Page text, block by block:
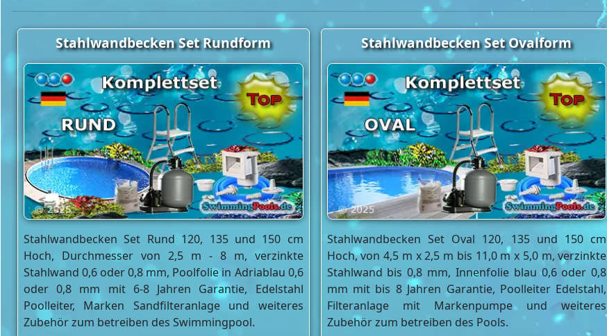
Stahlwandbecken Set Rundform
Stahlwandbecken Set Rund 120, 135 und 150 cm
Hoch, Durchmesser von 2,5 m - 8 m, verzinkte
Stahlwand 0,6 oder 0,8 mm, Poolfolie in Adriablau 0,6
oder 0,8 mm mit 6-8 Jahren Garantie, Edelstahl
Poolleiter, Marken Sandfilteranlage und weiteres
Zubehör zum betreiben des Swimmingpool.
Stahlwandbecken Set Ovalform
Stahlwandbecken Set Oval 120, 135 und 150 cm
Hoch, von 4,5 m x 2,5 m bis 11,0 m x 5,0 m, verzinkte
Stahlwand bis 0,8 mm, Innenfolie blau 0,6 oder 0,8
mm mit bis 8 Jahren Garantie, Poolleiter Edelstahl,
Filteranlage mit Markenpumpe und weiteres
Zubehör zum betreiben des Pools.